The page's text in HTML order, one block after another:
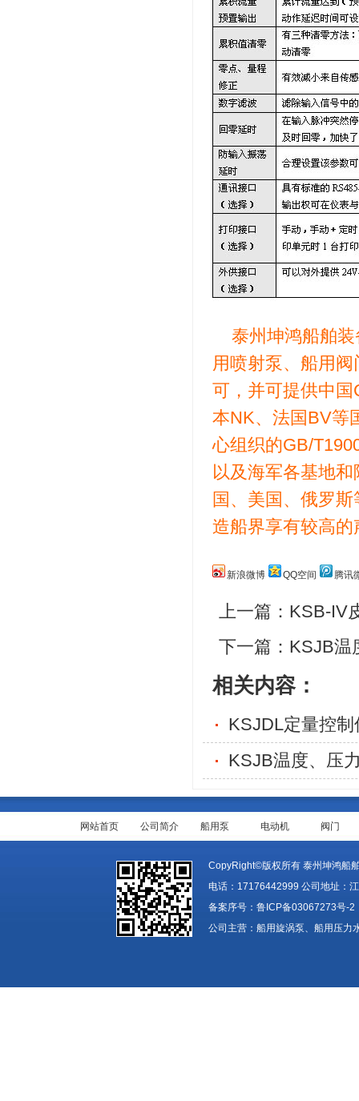
泰州坤鸿船舶
用喷射泵、船用
可，并可提供中
本NK、法国BV等
心组织的GB/
以及海军各基地
国、美国、俄罗
造船界享有较高
新浪微博 QQ空间 腾讯
上一篇： KSB-IV
下一篇： KSJB温
相关内容：
KSJDL定量控制
KSJB温度、压
网站首页 公司简介 船用泵 电动机 阀门
CopyRight©版权所有 泰州坤鸿船
电话：17176442999 公司地址：
备案序号： 鲁ICP备03067273号-2
公司主营：船用旋涡泵、船用压力